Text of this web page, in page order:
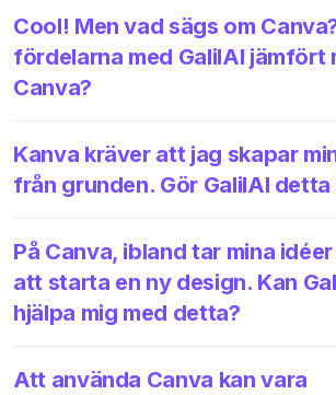
Cool! Men vad sägs om
fördelarna med GalilAI jämfört
Canva?
Kanva kräver att jag skapar
från grunden. Gör GalilAI detta
På Canva, ibland tar mina
att starta en ny design. Kan
hjälpa mig med detta?
Att använda Canva kan vara